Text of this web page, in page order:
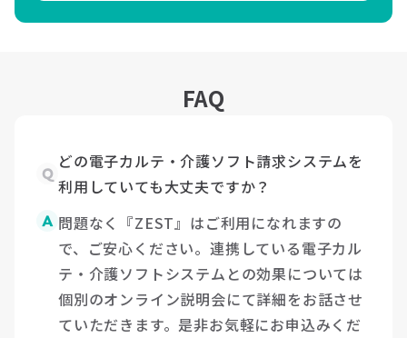
FAQ
Q どの電子カルテ・介護ソフト請求システムを
利用していても大丈夫ですか？
A 問題なく『ZEST』はご利用になれますの
で、ご安心ください。連携している電子カル
テ・介護ソフトシステムとの効果については
個別のオンライン説明会にて詳細をお話させ
ていただきます。是非お気軽にお申込みくだ